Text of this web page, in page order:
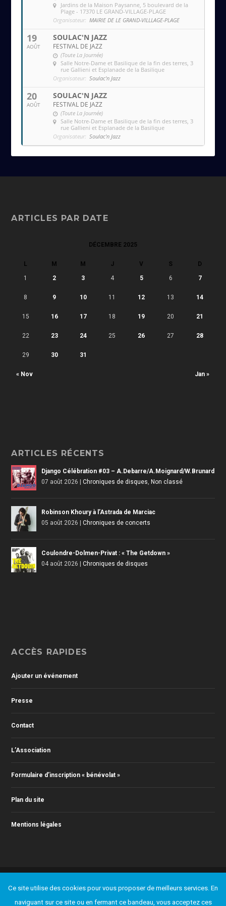
Jardins de la Maison Paysanne, 5 boulevard de la
Plage - 17370 LE GRAND-VILLAGE-PLAGE
Organisateur: MAIRIE DE LE GRAND-VILLLAGE-PLAGE
19
AOÛT
SOULAC'N JAZZ
FESTIVAL DE JAZZ
(Toute La Journée)
Salle Notre-Dame et Basilique de la fin des terres, 3
rue Gallieni et Esplanade de la Basilique
Organisateur: Soulac'n Jazz
20
AOÛT
SOULAC'N JAZZ
FESTIVAL DE JAZZ
(Toute La Journée)
Salle Notre-Dame et Basilique de la fin des terres, 3
rue Gallieni et Esplanade de la Basilique
Organisateur: Soulac'n Jazz
ARTICLES PAR DATE
DÉCEMBRE 2025
L M M J V S D
« Nov Jan »
1 2 3 4 5 6 7
8 9 10 11 12 13 14
15 16 17 18 19 20 21
22 23 24 25 26 27 28
29 30 31
ARTICLES RÉCENTS
Django Célébration #03 – A.Debarre/A.Moignard/W.Brunard
07 août 2026
|Chroniques de disques, Non classé
Robinson Khoury à l’Astrada de Marciac
05 août 2026
|Chroniques de concerts
Coulondre-Dolmen-Privat : « The Getdown »
04 août 2026
|Chroniques de disques
ACCÈS RAPIDES
Ajouter un événement
Presse
Contact
L’Association
Formulaire d’inscription « bénévolat »
Plan du site
Mentions légales
RONTEY ( webmaster@actionjazz.fr )
Ajouter un événement
Presse Contact L’Association
Ce site utilise des cookies pour vous proposer de meilleurs services. En
naviguant sur ce site ou en fermant ce bandeau, vous acceptez ces